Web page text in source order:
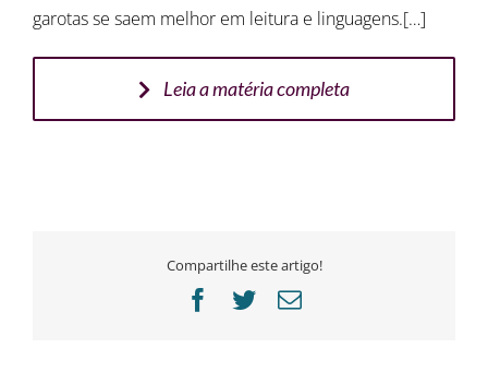
garotas se saem melhor em leitura e linguagens.[…]
Leia a matéria completa
Compartilhe este artigo!
Facebook
Twitter
E-